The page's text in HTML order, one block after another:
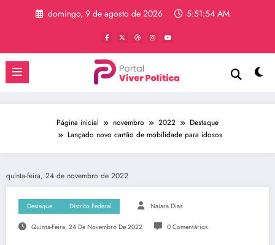
domingo, 9 de agosto de 2026 5:51:54 AM
Página inicial novembro 2022
Destaque
Lançado novo cartão de mobilidade para idosos
quinta-feira, 24 de novembro de 2022
Destaque Distrito Federal Naiara Dias
Quinta-Feira, 24 De Novembro De 2022 0 Comentários